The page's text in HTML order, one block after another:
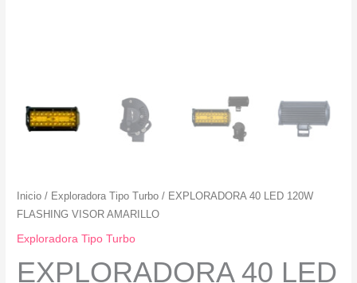
Inicio / Exploradora Tipo Turbo / EXPLORADORA 40 LED 120W
FLASHING VISOR AMARILLO
Exploradora Tipo Turbo
EXPLORADORA 40 LED